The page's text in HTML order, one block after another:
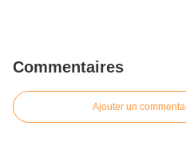
Commentaires
Ajouter un